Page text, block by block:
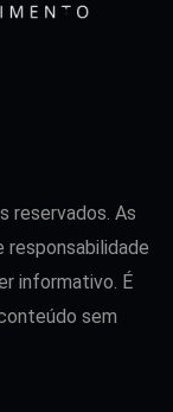
reservados. As
informativo. É
sem